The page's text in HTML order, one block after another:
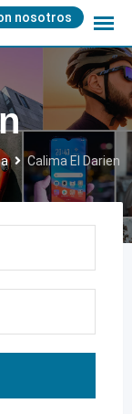
nosotros
Calima El Darien